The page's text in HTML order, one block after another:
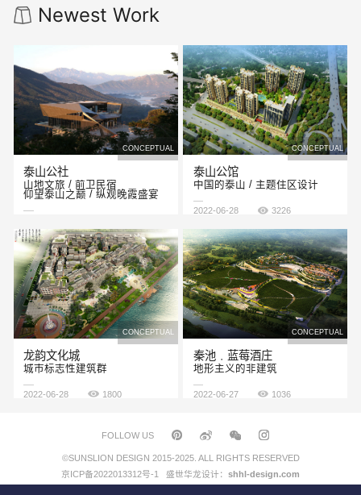
Newest Work
CONCEPTUAL
泰山公社
山地文旅 / 前卫民宿
仰望泰山之巅 / 纵观晚霞盛宴
CONCEPTUAL
泰山公馆
中国的泰山 / 主题住区设计
2022-06-28 3226
CONCEPTUAL
龙韵文化城
城市标志性建筑群
2022-06-28 1800
CONCEPTUAL
秦池﹒蓝莓酒庄
地形主义的非建筑
2022-06-27 1036
FOLLOW US
©SUNSLION DESIGN 2015-2025. ALL RIGHTS RESERVED
京ICP备2022013312号-1
盛世华龙设计： shhl-design.com